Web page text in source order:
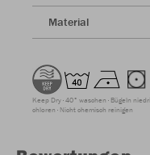
Material
Keep Dry 40° waschen Bügeln
chloren Nicht chemisch reinigen